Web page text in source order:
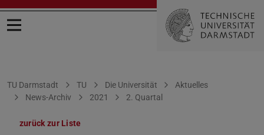
Menü öffnen
Sie befinden sich hier:
TU Darmstadt TU Die Universität
Aktuelles
News-Archiv
2021 2. Quartal
zurück zur Liste